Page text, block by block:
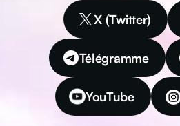
X (Twitter)
Télégramme
YouTube